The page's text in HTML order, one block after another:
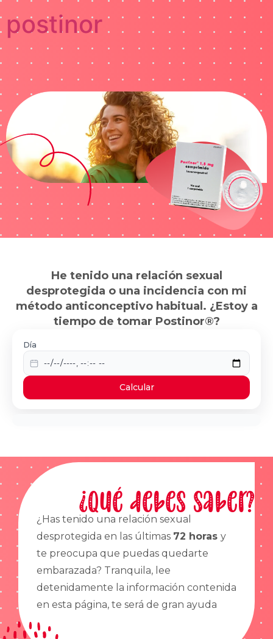
postinor
He tenido una relación sexual
desprotegida o una incidencia con mi
método anticonceptivo habitual. ¿Estoy a
tiempo de tomar Postinor®?
Día
Calcular
¿Qué debes saber?
¿Has tenido una relación sexual
desprotegida en las últimas 72 horas y
te preocupa que puedas quedarte
embarazada? Tranquila, lee
detenidamente la información contenida
en esta página, te será de gran ayuda